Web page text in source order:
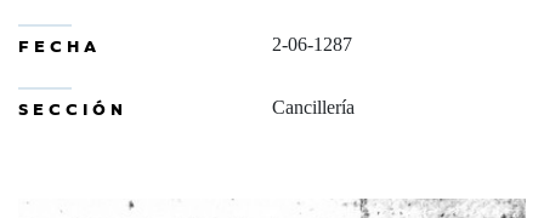
FECHA 2-06-1287
SECCIÓN Cancillería